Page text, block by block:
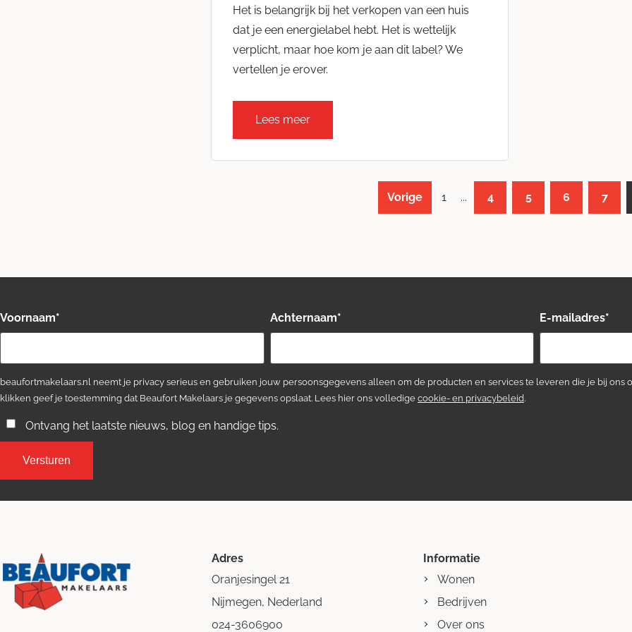
Het is belangrijk bij het verkopen van een huis
dat je een energielabel hebt. Het is wettelijk
verplicht, maar hoe kom je aan dit label? We
vertellen je erover.
Lees meer
Vorige 1 ... 4 5 6 7
Voornaam* Achternaam* E-mailadres*
beaufortmakelaars.nl neemt je privacy serieus en gebruiken jouw persoonsgegevens alleen om de producten en services te leveren die je bij ons
klikken geef je toestemming dat Beaufort Makelaars je gegevens opslaat. Lees hier ons volledige cookie- en privacybeleid.
Ontvang het laatste nieuws, blog en handige tips.
Adres
Oranjesingel 21
Nijmegen, Nederland
024-3606900
Informatie
Wonen
Bedrijven
Over ons